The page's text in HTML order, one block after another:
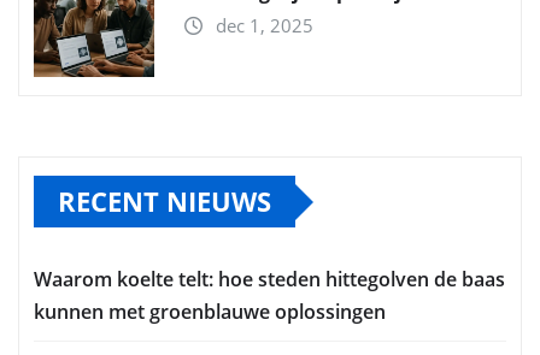
dec 1, 2025
RECENT NIEUWS
Waarom koelte telt: hoe steden hittegolven de baas
kunnen met groenblauwe oplossingen